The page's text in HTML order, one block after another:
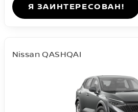
Я ЗАИНТЕРЕСОВАН!
Nissan QASHQAI